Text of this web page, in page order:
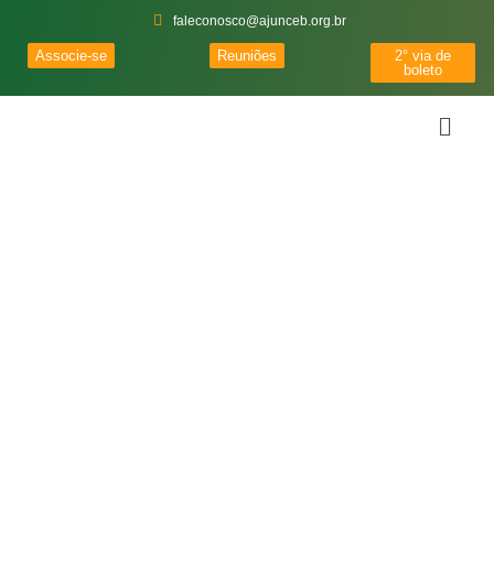
faleconosco@ajunceb.org.br
Associe-se Reuniões
2° via de
boleto